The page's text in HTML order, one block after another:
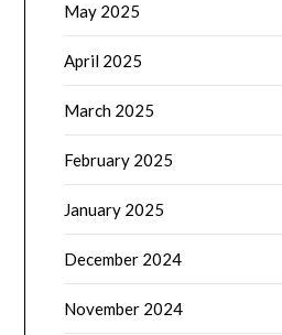
May 2025
April 2025
March 2025
February 2025
January 2025
December 2024
November 2024